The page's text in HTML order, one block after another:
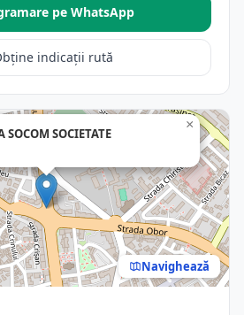
pe WhatsApp
indicații rută
SOCIETATE
×
Navighează